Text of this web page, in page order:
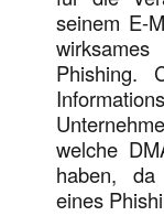
seinem E-
Phishing.
welche
haben, da
eines